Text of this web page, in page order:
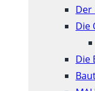
Der
Die
Die